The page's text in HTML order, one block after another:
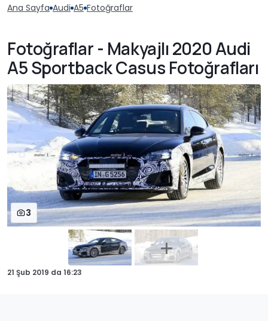
Ana Sayfa Audi A5 Fotoğraflar
Fotoğraflar - Makyajlı 2020 Audi
A5 Sportback Casus Fotoğrafları
3
21 Şub 2019 da 16:23